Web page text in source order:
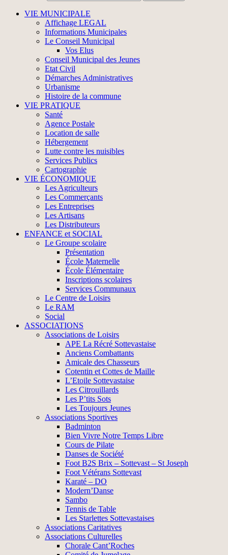
VIE MUNICIPALE
Affichage LEGAL
Informations Municipales
Le Conseil Municipal
Vos Elus
Conseil Municipal des Jeunes
Etat Civil
Démarches Administratives
Urbanisme
Histoire de la commune
VIE PRATIQUE
Santé
Agence Postale
Location de salle
Hébergement
Lutte contre les nuisibles
Services Publics
Cartographie
VIE ÉCONOMIQUE
Les Agriculteurs
Les Commerçants
Les Entreprises
Les Artisans
Les Distributeurs
ENFANCE et SOCIAL
Le Groupe scolaire
Présentation
École Maternelle
École Élémentaire
Inscriptions scolaires
Services Communaux
Le Centre de Loisirs
Le RAM
Social
ASSOCIATIONS
Associations de Loisirs
APE La Récré Sottevastaise
Anciens Combattants
Amicale des Chasseurs
Cotentin et Cottes de Maille
L’Etoile Sottevastaise
Les Citrouillards
Les P’tits Sots
Les Toujours Jeunes
Associations Sportives
Badminton
Bien Vivre Notre Temps Libre
Cours de Pilate
Danses de Société
Foot B2S Brix – Sottevast – St Joseph
Foot Vétérans Sottevast
Karaté – DO
Modern’Danse
Sambo
Tennis de Table
Les Starlettes Sottevastaises
Associations Caritatives
Associations Culturelles
Chorale Cant’Roches